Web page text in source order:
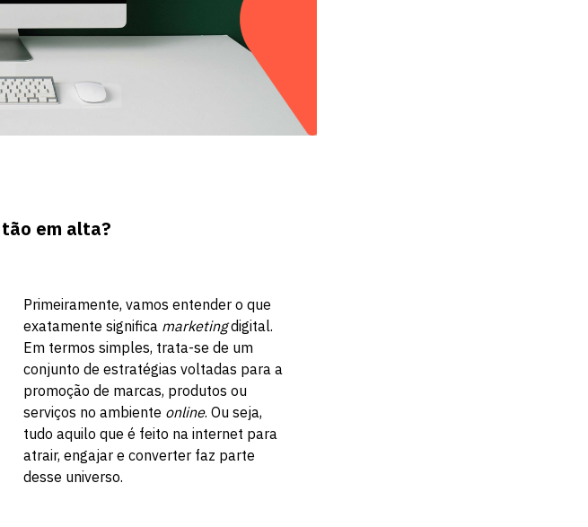
em alta?
Primeiramente, vamos entender o que
exatamente significa marketingdigital.
Em termos simples, trata-se de um
conjunto de estratégias voltadas para a
promoção de marcas, produtos ou
serviços no ambiente online. Ou seja,
tudo aquilo que é feito na internet para
atrair, engajar e converter faz parte
desse universo.